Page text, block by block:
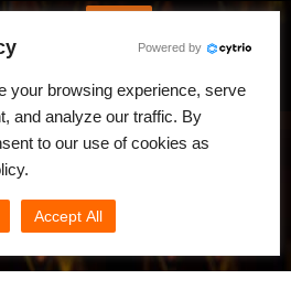
Powered by
your browsing experience, serve
and analyze our traffic. By
to our use of cookies as
Accept All